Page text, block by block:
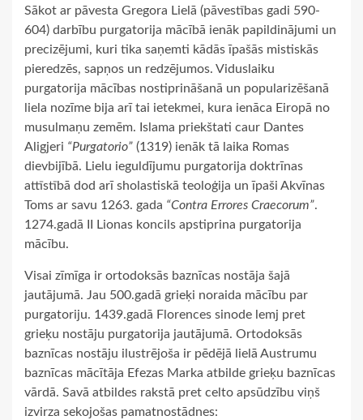
Sākot ar pāvesta Gregora Lielā (pāvestības gadi 590-
604) darbību purgatorija mācībā ienāk papildinājumi un
precizējumi, kuri tika saņemti kādās īpašās mistiskās
pieredzēs, sapņos un redzējumos. Viduslaiku
purgatorija mācības nostiprināšanā un popularizēšanā
liela nozīme bija arī tai ietekmei, kura ienāca Eiropā no
musulmaņu zemēm. Islama priekštati caur Dantes
Aligjeri “Purgatorio” (1319) ienāk tā laika Romas
dievbijībā. Lielu ieguldījumu purgatorija doktrīnas
attīstībā dod arī sholastiskā teoloģija un īpaši Akvīnas
Toms ar savu 1263. gada “Contra Errores Craecorum”.
1274.gadā II Lionas koncils apstiprina purgatorija
mācību.
Visai zīmīga ir ortodoksās baznīcas nostāja šajā
jautājumā. Jau 500.gadā grieķi noraida mācību par
purgatoriju. 1439.gadā Florences sinode lemj pret
grieķu nostāju purgatorija jautājumā. Ortodoksās
baznīcas nostāju ilustrējoša ir pēdējā lielā Austrumu
baznīcas mācītāja Efezas Marka atbilde grieķu baznīcas
vārdā. Savā atbildes rakstā pret celto apsūdzību viņš
izvirza sekojošas pamatnostādnes: